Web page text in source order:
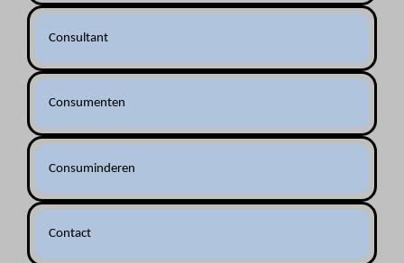
Consultant
Consumenten
Consuminderen
Contact